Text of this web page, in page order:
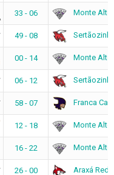
33 - 06 Monte Alto
49 - 08
00 - 14 Monte Alto
06 - 12
58 - 07 Franca
12 - 18 Monte Alto
16 - 22 Monte Alto
26 - 00 Araxá Red